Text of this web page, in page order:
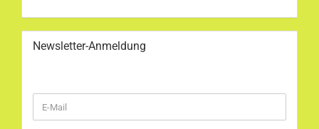
Newsletter-Anmeldung
ZUR
E-
Mail